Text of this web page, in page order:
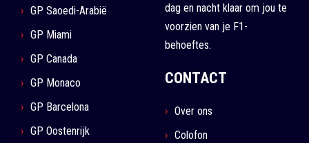
GP Saoedi-Arabië
GP Miami
GP Canada
GP Monaco
GP Barcelona
GP Oostenrijk
dag en nacht klaar om jou te
voorzien van je F1-
behoeftes.
CONTACT
Over ons
Colofon